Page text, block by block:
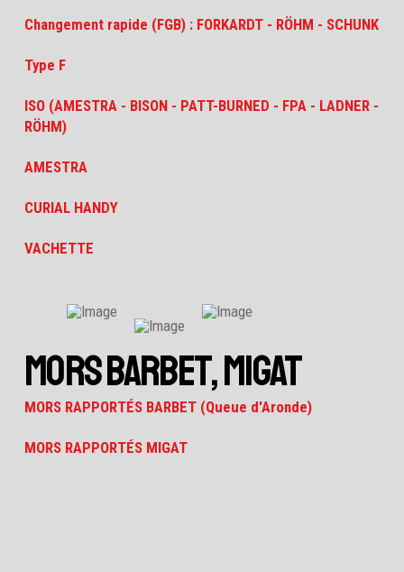
Changement rapide (FGB) : FORKARDT - RÖHM - SCHUNK
Type F
ISO (AMESTRA - BISON - PATT-BURNED - FPA - LADNER -
RÖHM)
AMESTRA
CURIAL HANDY
VACHETTE
MORS BARBET, MIGAT
MORS RAPPORTÉS BARBET (Queue d'Aronde)
MORS RAPPORTÉS MIGAT